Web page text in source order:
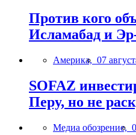
Против кого
Исламабад и
Америка, 07
SOFAZ
Перу, но не
Медиа обозрение,